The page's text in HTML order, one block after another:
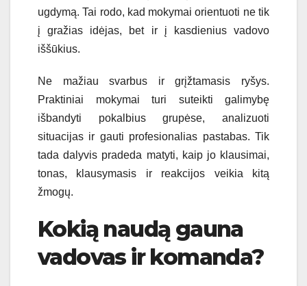
ugdymą. Tai rodo, kad mokymai orientuoti ne tik
į gražias idėjas, bet ir į kasdienius vadovo
iššūkius.
Ne mažiau svarbus ir grįžtamasis ryšys.
Praktiniai mokymai turi suteikti galimybę
išbandyti pokalbius grupėse, analizuoti
situacijas ir gauti profesionalias pastabas. Tik
tada dalyvis pradeda matyti, kaip jo klausimai,
tonas, klausymasis ir reakcijos veikia kitą
žmogų.
Kokią naudą gauna
vadovas ir komanda?